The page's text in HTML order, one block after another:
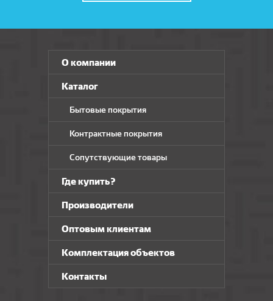
О компании
Каталог
Бытовые покрытия
Контрактные покрытия
Сопутствующие товары
Где купить?
Производители
Оптовым клиентам
Комплектация объектов
Контакты